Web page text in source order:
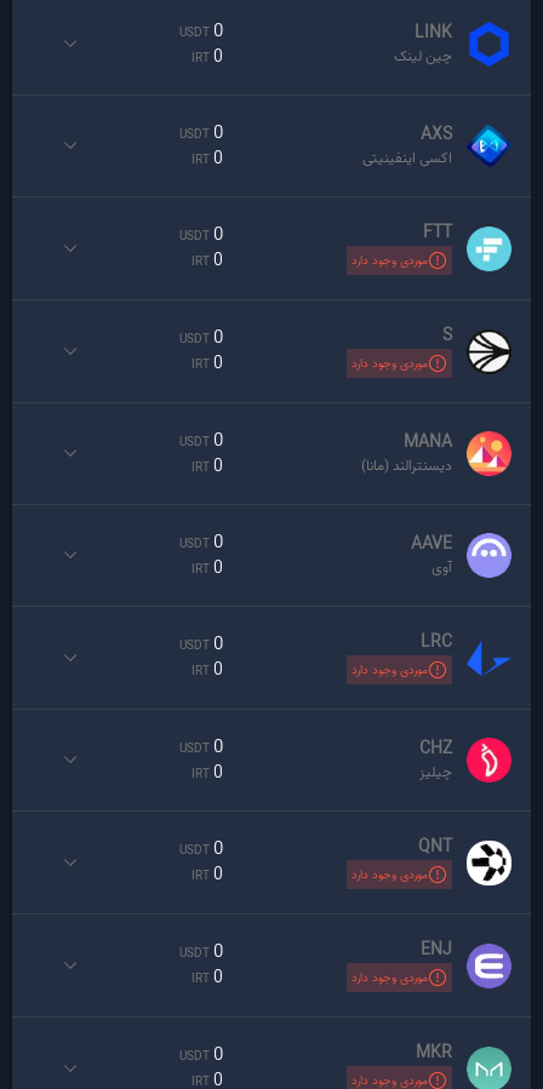
LINK
چین لینک
0
USDT
0
IRT
AXS
اکسی اینفینیتی
0
USDT
0
IRT
FTT
موردی وجود دارد
0
USDT
0
IRT
S
موردی وجود دارد
0
USDT
0
IRT
MANA
دیسنترالند (مانا)
0
USDT
0
IRT
AAVE
آوی
0
USDT
0
IRT
LRC
موردی وجود دارد
0
USDT
0
IRT
CHZ
چیلیز
0
USDT
0
IRT
QNT
موردی وجود دارد
0
USDT
0
IRT
ENJ
موردی وجود دارد
0
USDT
0
IRT
MKR
موردی وجود دارد
0
USDT
0
IRT